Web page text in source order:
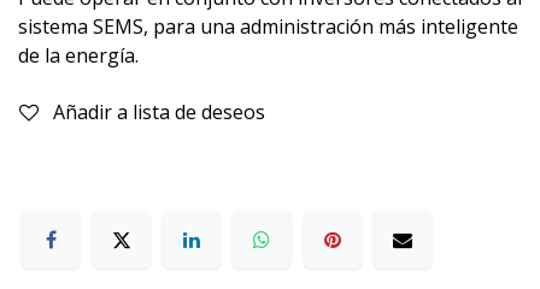
sistema SEMS, para una administración más inteligente
de la energía.
Añadir a lista de deseos